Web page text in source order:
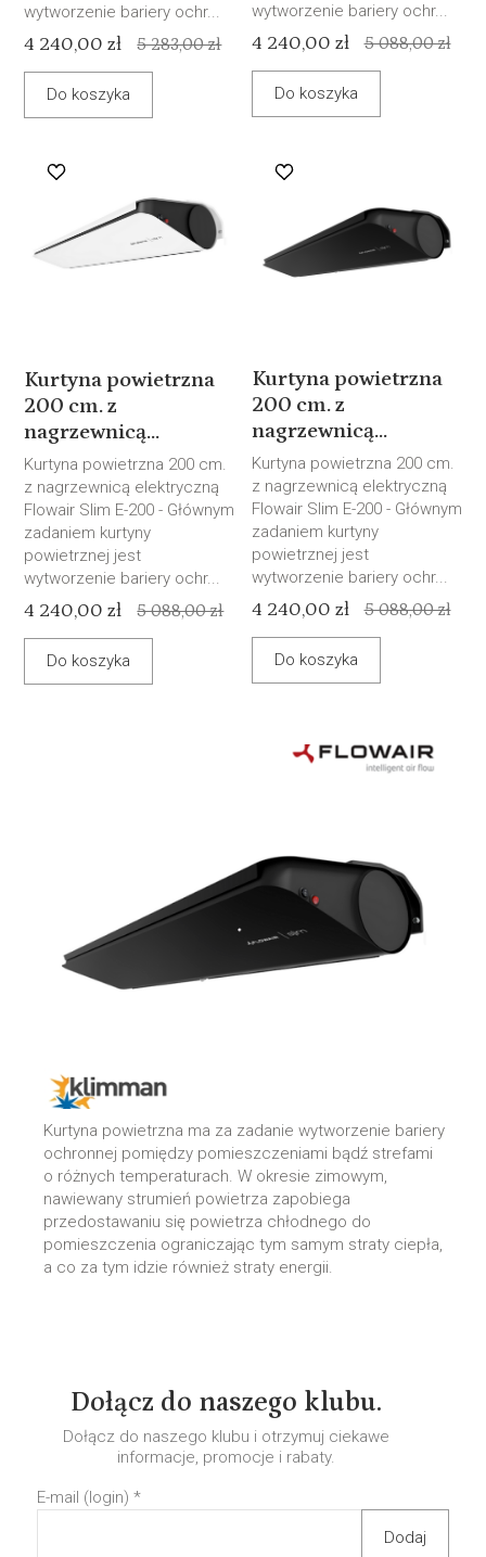
wytworzenie bariery ochr...
4 240,00 zł 5 283,00 zł
Do koszyka
wytworzenie bariery ochr...
4 240,00 zł 5 088,00 zł
Do koszyka
Kurtyna powietrzna
200 cm. z
nagrzewnicą...
Kurtyna powietrzna 200 cm.
z nagrzewnicą elektryczną
Flowair Slim E-200 - Głównym
zadaniem kurtyny
powietrznej jest
wytworzenie bariery ochr...
4 240,00 zł 5 088,00 zł
Do koszyka
Kurtyna powietrzna
200 cm. z
nagrzewnicą...
Kurtyna powietrzna 200 cm.
z nagrzewnicą elektryczną
Flowair Slim E-200 - Głównym
zadaniem kurtyny
powietrznej jest
wytworzenie bariery ochr...
4 240,00 zł 5 088,00 zł
Do koszyka
Kurtyna powietrzna ma za zadanie wytworzenie bariery
ochronnej pomiędzy pomieszczeniami bądź strefami
o różnych temperaturach. W okresie zimowym,
nawiewany strumień powietrza zapobiega
przedostawaniu się powietrza chłodnego do
pomieszczenia ograniczając tym samym straty ciepła,
a co za tym idzie również straty energii.
Dołącz do naszego klubu.
Dołącz do naszego klubu i otrzymuj ciekawe
informacje, promocje i rabaty.
E-mail (login) *